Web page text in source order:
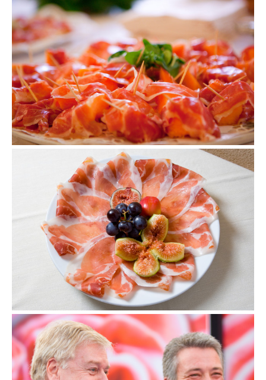
Circolo di lettura
10 maggio 2010
Pranzo con la stampa internazionale
19 settembre 2009